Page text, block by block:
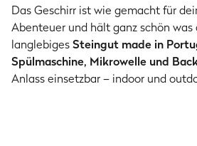
Das Geschirr ist wie gemacht für
Abenteuer und hält ganz schön
langlebigesSteingut made in
Spülmaschine, Mikrowelle und
Anlass einsetzbar – indoor und